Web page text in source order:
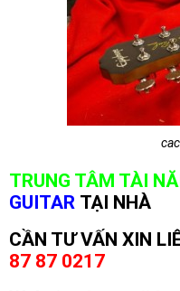
TRUNG TÂM TÀI
GUITAR TẠI NHÀ
CẦN TƯ VẤN XIN
87 87 0217